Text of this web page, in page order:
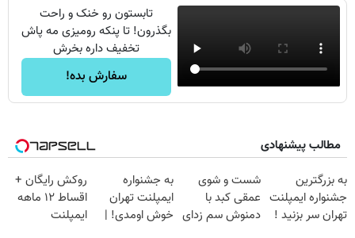
تابستون رو خنک و راحت
بگذرون! تا پنکه رومیزی مه پاش
تخفیف داره بخرش
سفارش بده!
مطالب پیشنهادی
به بزرگترین
جشنواره ایمپلنت
تهران سر بزنید !
شست و شوی
عمقی کبد با
دمنوش سم زدای
به جشنواره
ایمپلنت تهران
خوش اومدی! |
روکش رایگان +
اقساط ۱۲ ماهه
ایمپلنت